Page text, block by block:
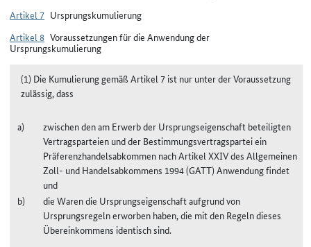
Artikel 7 Ursprungskumulierung
Artikel 8 Voraussetzungen für die Anwendung der
Ursprungskumulierung
(1) Die Kumulierung gemäß Artikel 7 ist nur unter der Voraussetzung
zulässig, dass
zwischen den am Erwerb der Ursprungseigenschaft beteiligten
Vertragsparteien und der Bestimmungsvertragspartei ein
Präferenzhandelsabkommen nach Artikel XXIV des Allgemeinen
Zoll- und Handelsabkommens 1994 (GATT) Anwendung findet
und
die Waren die Ursprungseigenschaft aufgrund von
Ursprungsregeln erworben haben, die mit den Regeln dieses
Übereinkommens identisch sind.